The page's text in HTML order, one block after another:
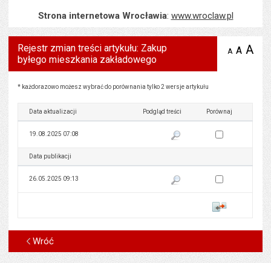
Strona internetowa Wrocławia: www.wroclaw.pl
Rejestr zmian treści artykułu: Zakup
byłego mieszkania zakładowego
A zmniejsz
A A
Rejestr zmian treści artykułu: Zakup byłego mieszkania zakładowego
* każdorazowo możesz wybrać do porównania tylko 2 wersje artykułu
Data aktualizacji Podgląd treści Porównaj
19.08.2025 07:08 Pokaż podgląd wersji z dnia
Zaznacz wersję do
Data publikacji
26.05.2025 09:13 Pokaż podgląd wersji z dnia
Zaznacz wersję do
Porównaj
Wróć